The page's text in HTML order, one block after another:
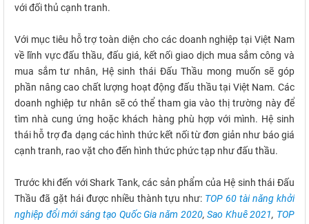
với đối thủ cạnh tranh.
Với mục tiêu hỗ trợ toàn diện cho các doanh nghiệp tại Việt Nam
về lĩnh vực đấu thầu, đấu giá, kết nối giao dịch mua sắm công và
mua sắm tư nhân, Hệ sinh thái Đấu Thầu mong muốn sẽ góp
phần nâng cao chất lượng hoạt động đấu thầu tại Việt Nam. Các
doanh nghiệp tư nhân sẽ có thể tham gia vào thị trường này để
tìm nhà cung ứng hoặc khách hàng phù hợp với mình. Hệ sinh
thái hỗ trợ đa dạng các hình thức kết nối từ đơn giản như báo giá
cạnh tranh, rao vặt cho đến hình thức phức tạp như đấu thầu.
Trước khi đến với Shark Tank, các sản phẩm của Hệ sinh thái Đấu
Thầu đã gặt hái được nhiều thành tựu như: TOP 60 tài năng khởi
nghiệp đổi mới sáng tạo Quốc Gia năm 2020,Sao Khuê 2021, TOP